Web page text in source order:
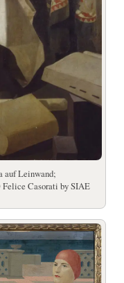
auf Leinwand;
Casorati by SIAE